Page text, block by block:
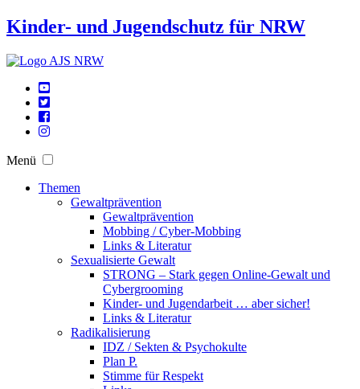
Kinder- und Jugendschutz für NRW
Menü
Themen
Gewaltprävention
Gewaltprävention
Mobbing / Cyber-Mobbing
Links & Literatur
Sexualisierte Gewalt
STRONG – Stark gegen Online-Gewalt und
Cybergrooming
Kinder- und Jugendarbeit … aber sicher!
Links & Literatur
Radikalisierung
IDZ / Sekten & Psychokulte
Plan P.
Stimme für Respekt